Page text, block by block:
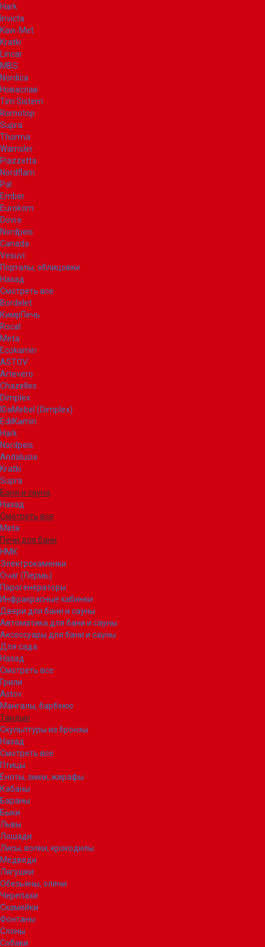
Hark
Invicta
Kaw-Met
Kratki
Lincar
MBS
Nordica
Новаслав
Tim Sistem
Romotop
Supra
Thorma
Wamsler
Piazzetta
Nordflam
Pal
Ember
Eurokom
Dovre
Nordpeis
Canada
Vesuvi
Порталы, облицовки
Назад
Смотреть все
Bordelet
КимрПечь
Rocal
Meta
Ecokamin
ASTOV
Artevero
Chazelles
Dimplex
IDaMebel (Dimplex)
EdilKamin
Hark
Nordpeis
Andalusia
Kratki
Supra
Баня и сауна
Назад
Смотреть все
Meta
Печи для бани
НМК
Электрокаменки
Очаг (Пермь)
Парогенераторы
Инфракрасные кабинки
Двери для бани и сауны
Автоматика для бани и сауны
Аксессуары для бани и сауны
Для сада
Назад
Смотреть все
Грили
Astov
Мангалы, барбекю
Тандыр
Скульптуры из бронзы
Назад
Смотреть все
Птицы
Еноты, змеи, жирафы
Кабаны
Бараны
Быки
Львы
Лошади
Лисы, волки, крокодилы
Медведи
Лягушки
Обезьяны, олени
Черепахи
Скамейки
Фонтаны
Слоны
Собаки